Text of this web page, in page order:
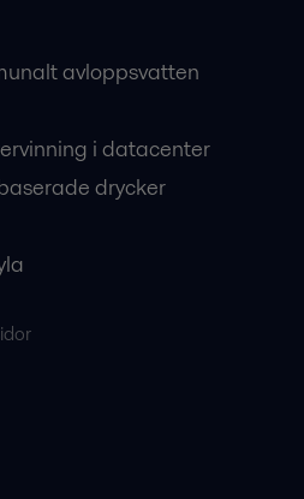
avloppsvatten
i datacenter
drycker